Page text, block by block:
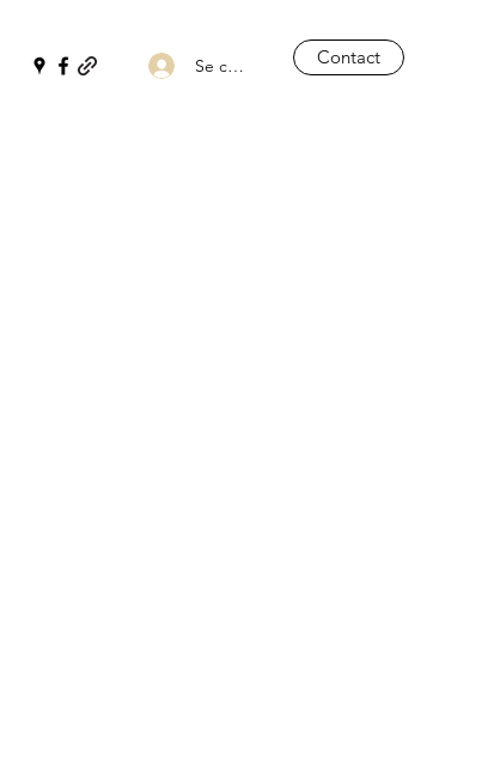
Se connecter Contact